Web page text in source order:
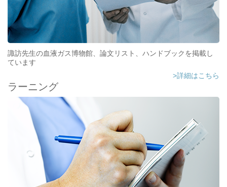
諏訪先生の血液ガス博物館、論文リスト、ハンドブックを掲載し
ています
>詳細はこちら
ラーニング